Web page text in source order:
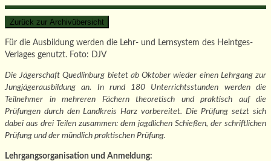
Für die Ausbildung werden die Lehr- und Lernsystem des Heintges-
Verlages genutzt. Foto: DJV
Die Jägerschaft Quedlinburg bietet ab Oktober wieder einen Lehrgang zur
Jungjägerausbildung an. In rund 180 Unterrichtsstunden werden die
Teilnehmer in mehreren Fächern theoretisch und praktisch auf die
Prüfungen durch den Landkreis Harz vorbereitet. Die Prüfung setzt sich
dabei aus drei Teilen zusammen: dem jagdlichen Schießen, der schriftlichen
Prüfung und der mündlich praktischen Prüfung.
Lehrgangsorganisation und Anmeldung: